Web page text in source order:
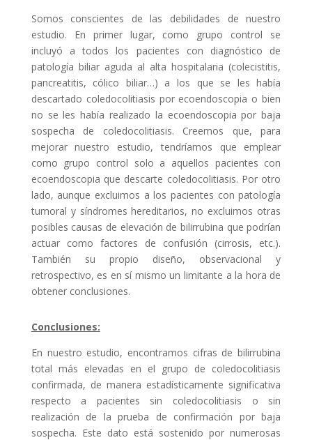
Somos conscientes de las debilidades de nuestro
estudio. En primer lugar, como grupo control se
incluyó a todos los pacientes con diagnóstico de
patología biliar aguda al alta hospitalaria (colecistitis,
pancreatitis, cólico biliar…) a los que se les había
descartado coledocolitiasis por ecoendoscopia o bien
no se les había realizado la ecoendoscopia por baja
sospecha de coledocolitiasis. Creemos que, para
mejorar nuestro estudio, tendríamos que emplear
como grupo control solo a aquellos pacientes con
ecoendoscopia que descarte coledocolitiasis. Por otro
lado, aunque excluimos a los pacientes con patología
tumoral y síndromes hereditarios, no excluimos otras
posibles causas de elevación de bilirrubina que podrían
actuar como factores de confusión (cirrosis, etc.).
También su propio diseño, observacional y
retrospectivo, es en sí mismo un limitante a la hora de
obtener conclusiones.
Conclusiones:
En nuestro estudio, encontramos cifras de bilirrubina
total más elevadas en el grupo de coledocolitiasis
confirmada, de manera estadísticamente significativa
respecto a pacientes sin coledocolitiasis o sin
realización de la prueba de confirmación por baja
sospecha. Este dato está sostenido por numerosas